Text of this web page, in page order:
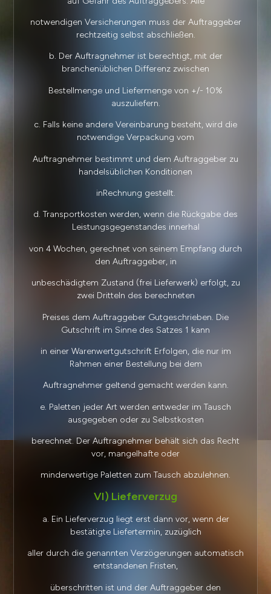
notwendigen Versicherungen muss der Auftraggeber
rechtzeitig selbst abschließen.
b. Der Auftragnehmer ist berechtigt, mit der
branchenüblichen Differenz zwischen
Bestellmenge und Liefermenge von +/- 10%
auszuliefern.
c. Falls keine andere Vereinbarung besteht, wird die
notwendige Verpackung vom
Auftragnehmer bestimmt und dem Auftraggeber zu
handelsüblichen Konditionen
inRechnung gestellt.
d. Transportkosten werden, wenn die Rückgabe des
Leistungsgegenstandes innerhal
von 4 Wochen, gerechnet von seinem Empfang durch
den Auftraggeber, in
unbeschädigtem Zustand (frei Lieferwerk) erfolgt, zu
zwei Dritteln des berechneten
Preises dem Auftraggeber Gutgeschrieben. Die
Gutschrift im Sinne des Satzes 1 kann
in einer Warenwertgutschrift Erfolgen, die nur im
Rahmen einer Bestellung bei dem
Auftragnehmer geltend gemacht werden kann.
e. Paletten jeder Art werden entweder im Tausch
ausgegeben oder zu Selbstkosten
berechnet. Der Auftragnehmer behält sich das Recht
vor, mangelhafte oder
minderwertige Paletten zum Tausch abzulehnen.
VI) Lieferverzug
a. Ein Lieferverzug liegt erst dann vor, wenn der
bestätigte Liefertermin, zuzüglich
aller durch die genannten Verzögerungen automatisch
entstandenen Fristen,
überschritten ist und der Auftraggeber den